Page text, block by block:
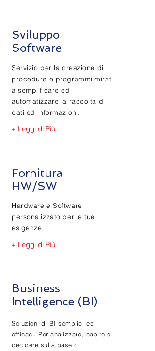
Sviluppo
Software
Servizio per la creazione di
procedure e programmi mirati
a semplificare ed
automatizzare la raccolta di
dati ed informazioni.
+ Leggi di Più
Fornitura
HW/SW
Hardware e Software
personalizzato per le tue
esigenze.
+ Leggi di Più
Business
Intelligence (BI)
Soluzioni di BI semplici ed
efficaci. Per analizzare, capire e
decidere sulla base di